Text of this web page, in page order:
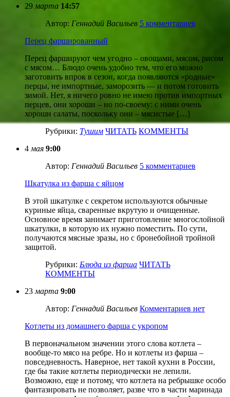
29 марта 14:57
Автор: Геннадий Васильев 5 комментариев
Перец фаршированный
Перец фаршируют чем угодно – овощами, мясом, рисом
с мясом… Блюдо очень удобно тем, что его можно
заготовить впрок в сезон, когда появляются «родные»
перцы, не импортные, заморозить — и потом готовить
зимой. Нет, я ничего ровно не имею против импортных
перцев, они хороши – но по-своему: с ними очень
хороши салаты, поскольку они – мясистые […]
Рубрики: Тушим ЧИТАТЬ КОММЕНТЫ
4 мая 9:00
Автор: Геннадий Васильев 5 комментариев
Шкатулка из фарша с яйцом
В этой шкатулке с секретом используются обычные
куриные яйца, сваренные вкрутую и очищенные.
Основное время занимает приготовление многослойной
шкатулки, в которую их нужно поместить. По сути,
получаются мясные зразы, но с бронебойной тройной
защитой.
Рубрики: Блюда из фарша ЧИТАТЬ
КОММЕНТЫ
23 марта 9:00
Автор: Геннадий Васильев Комментариев нет
Котлеты из домашнего фарша с укропом
В первоначальном значении этого слова котлета –
вообще-то мясо на ребре. Но и котлеты из фарша –
повседневность. Наверное, нет такой кухни в России,
где бы такие котлеты периодически не лепили.
Возможно, еще и потому, что котлета на ребрышке особо
фантазировать не позволяет, разве что в части маринада